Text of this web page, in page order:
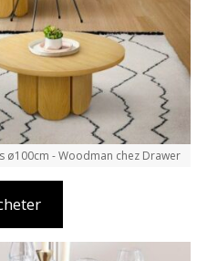
ø100cm - Woodman chez Drawer